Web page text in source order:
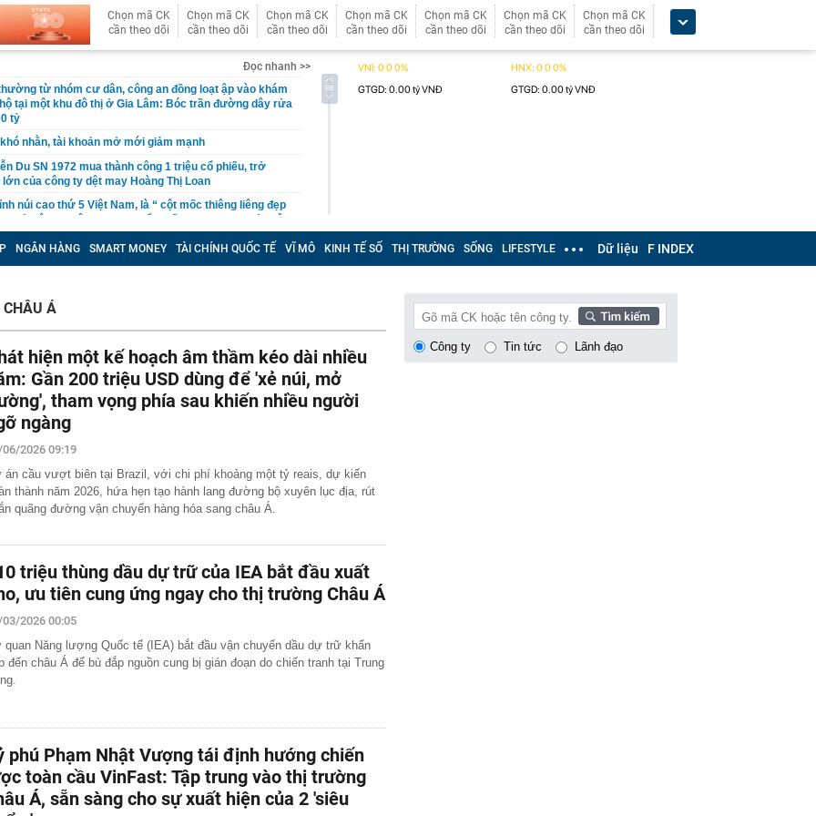
Chọn mã CK
cần theo dõi
Chọn mã CK
cần theo dõi
Chọn mã CK
cần theo dõi
Chọn mã CK
cần theo dõi
Chọn mã CK
cần theo dõi
Chọn mã CK
cần theo dõi
Chọn mã CK
cần theo dõi
Đọc nhanh >>
từ nhóm cư dân, công an đồng loạt ập vào khám
tại một khu đô thị ở Gia Lâm: Bóc trần đường dây rửa
tỷ
nhằn, tài khoản mở mới giảm mạnh
Du SN 1972 mua thành công 1 triệu cổ phiếu, trở
của công ty dệt may Hoàng Thị Loan
núi cao thứ 5 Việt Nam, là “ cột mốc thiêng liêng đẹp
hệ thống y khoa tư nhân sở hữu 14 bệnh viện, 2.900
bị HoSE cắt margin trong tháng 8
Việt thu hơn 1 tỷ USD ở nước ngoài trong nửa đầu
tăng hơn 120%
dự phóng VN-Index có thể chạm mốc 1.885 điểm
8
lượng tiền hơn 62.000 tỷ đồng, lớn hơn cả Vinhomes,
Điện Máy Xanh, Bách Hóa Xanh, An Khang, vốn hóa
DMX
nhà cổ, phát hiện 'kho báu' gồm 1.000 đồng tiền vàng và
trong nhiều ngăn bí mật - giá trị hơn 18 tỷ đồng
và Nga, gấp gần 6 lần Ấn Độ
cây tiết lộ: Khách thường chọn quả to, người trong
5 chi tiết này trước
tốc quỳ gối 1h an ủi khách: 7 năm sau ở khách sạn 5
nhà, bay hạng thương gia
xương trẻ khỏe như phụ nữ 30, bác sĩ kinh ngạc khi
tâm huyết của NSND Tự Long
USD/ounce, chuyên gia dự báo đỉnh mới
dầu khí đem hơn 42.200 tỷ đồng gửi ngân hàng
những người không rút điện ấm siêu tốc trước khi ngủ
NGÂN HÀNG SMART MONEY TÀI CHÍNH QUỐC TẾ VĨ MÔ KINH TẾ SỐ THỊ TRƯỜNG SỐNG LIFESTYLE Dữ liệu F INDEX
CHÂU Á
hiện một kế hoạch âm thầm kéo dài nhiều
Gần 200 triệu USD dùng để 'xẻ núi, mở
tham vọng phía sau khiến nhiều người
ngàng
2026 09:19
án cầu vượt biên tại Brazil, với chi phí khoảng một tỷ reais, dự kiến
thành năm 2026, hứa hẹn tạo hành lang đường bộ xuyên lục địa, rút
quãng đường vận chuyển hàng hóa sang châu Á.
triệu thùng dầu dự trữ của IEA bắt đầu xuất
ưu tiên cung ứng ngay cho thị trường Châu Á
03/2026 00:05
quan Năng lượng Quốc tế (IEA) bắt đầu vận chuyển dầu dự trữ khẩn
đến châu Á để bù đắp nguồn cung bị gián đoạn do chiến tranh tại Trung
phú Phạm Nhật Vượng tái định hướng chiến
toàn cầu VinFast: Tập trung vào thị trường
Á, sẵn sàng cho sự xuất hiện của 2 'siêu
Công ty Tin tức Lãnh đạo